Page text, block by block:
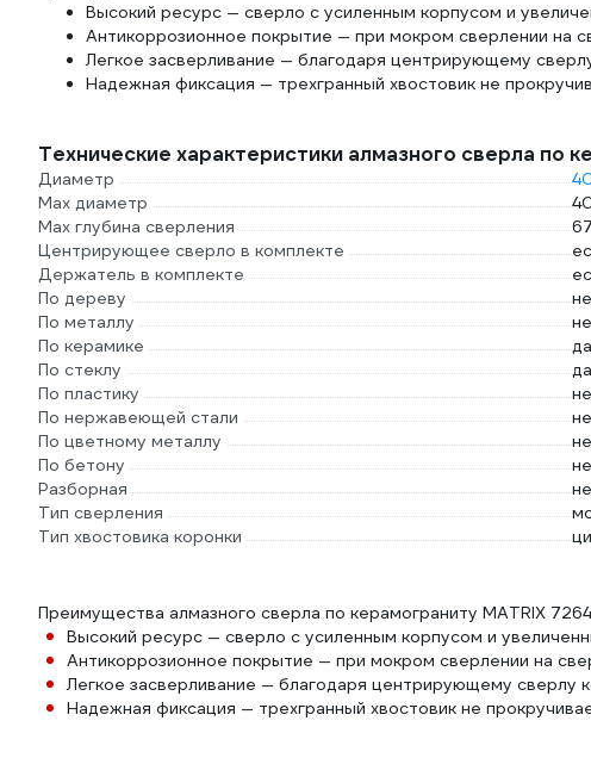
Высокий ресурс — сверло с усиленным корпусом и
Антикоррозионное покрытие — при мокром сверлении на
Легкое засверливание — благодаря центрирующему
Надежная фиксация — трехгранный хвостовик не
Технические характеристики алмазного сверла по
Диаметр
Max диаметр
Max глубина сверления
Центрирующее сверло в комплекте
Держатель в комплекте
По дереву
По металлу
По керамике
да
По стеклу
да
По пластику
По нержавеющей стали
По цветному металлу
По бетону
Разборная
Тип сверления
Тип хвостовика коронки
Преимущества алмазного сверла по керамограниту MATRIX
Высокий ресурс — сверло с усиленным корпусом и
Антикоррозионное покрытие — при мокром сверлении на
Легкое засверливание — благодаря центрирующему сверлу
Надежная фиксация — трехгранный хвостовик не